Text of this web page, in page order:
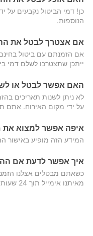
כן! דמי הביטול נקבעים על
הנוספות.
אם אצטרך לבטל את
אם הזמנתם עם ביטול
ייתכן שתצטרכו לשלם דמי
האם אפשר לבטל או
לא ניתן לשנות תאריכים
על ידי מקום האירוח. אתם
איפה אפשר למצוא את
המידע הזה מופיע באישור
איך אפשר לדעת אם
כשאתם מבטלים אצלנו
מאיתנו אימייל תוך 24 שעות, צרו קשר עם מקום האירוח כדי לוודא את הביטול.